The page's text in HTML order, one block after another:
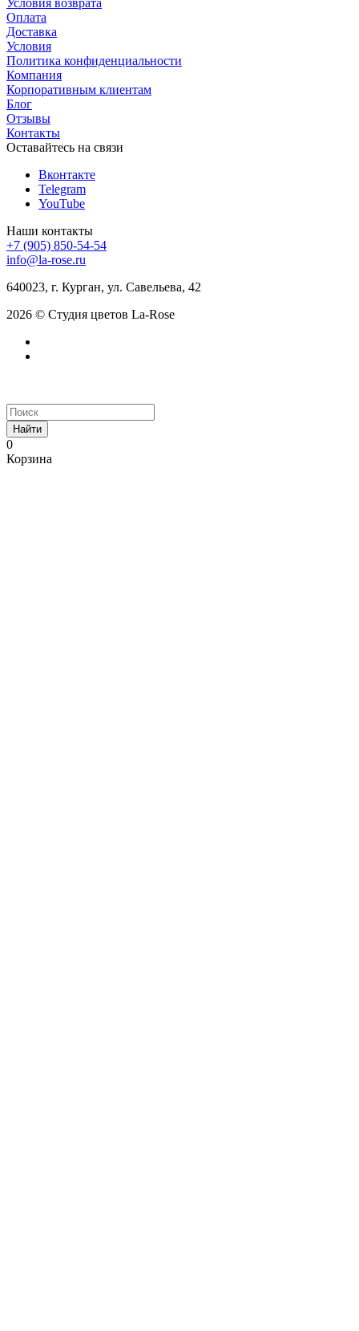
Оплата
Доставка
Условия
Политика конфиденциальности
Компания
Корпоративным клиентам
Блог
Отзывы
Контакты
Оставайтесь на связи
Вконтакте
Telegram
YouTube
Наши контакты
+7 (905) 850-54-54
info@la-rose.ru
640023, г. Курган, ул. Савельева, 42
2026 © Студия цветов La-Rose
Найти
0
Корзина